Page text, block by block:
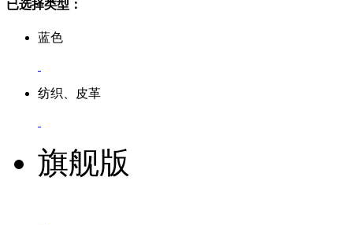
已选择类型：
蓝色
纺织、皮革
旗舰版